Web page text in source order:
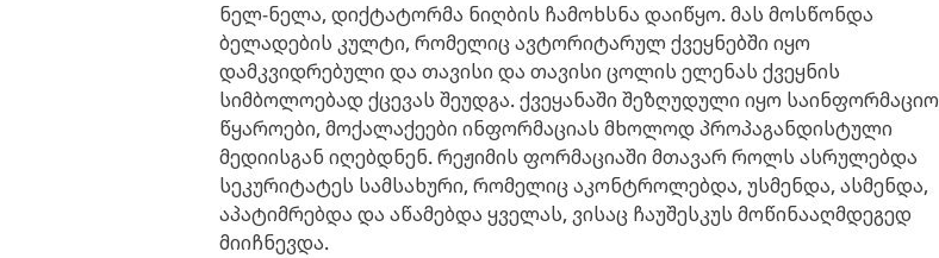
ნელ-ნელა, დიქტატორმა ნიღბის ჩამოხსნა დაიწყო. მას მოსწონდა
ბელადების კულტი, რომელიც ავტორიტარულ ქვეყნებში იყო
დამკვიდრებული და თავისი და თავისი ცოლის ელენას ქვეყნის
სიმბოლოებად ქცევას შეუდგა. ქვეყანაში შეზღუდული იყო საინფორმაციო
წყაროები, მოქალაქეები ინფორმაციას მხოლოდ პროპაგანდისტული
მედიისგან იღებდნენ. რეჟიმის ფორმაციაში მთავარ როლს ასრულებდა
სეკურიტატეს სამსახური, რომელიც აკონტროლებდა, უსმენდა, ასმენდა,
აპატიმრებდა და აწამებდა ყველას, ვისაც ჩაუშესკუს მოწინააღმდეგედ
მიიჩნევდა.